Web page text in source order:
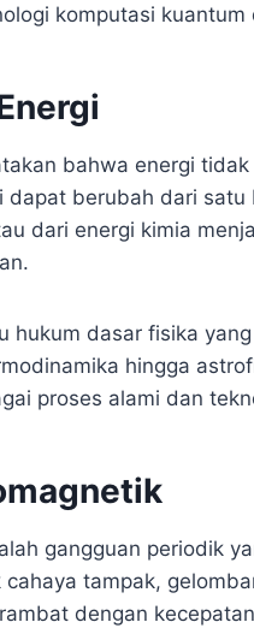
komputasi
bahwa energi
berubah dari
dari energi kimia
hukum dasar fisika
hingga
proses alami dan
gangguan periodik
tampak,
dengan